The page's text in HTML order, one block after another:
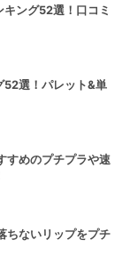
ング52選！口コミ
52選！パレット&単
すめのプチプラや速
ちないリップをプチ